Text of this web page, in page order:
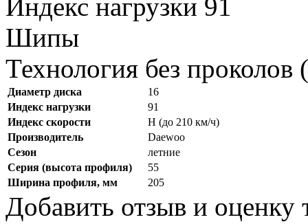
Индекс нагрузки 91
Шипы
Технология без
Диаметр диска
16
Индекс нагрузки
91
Индекс скорости
H (до 210 км/ч)
Производитель
Daewoo
Сезон
летние
Серия (высота профиля)
55
Ширина профиля, мм
205
Добавить отзыв и оценку